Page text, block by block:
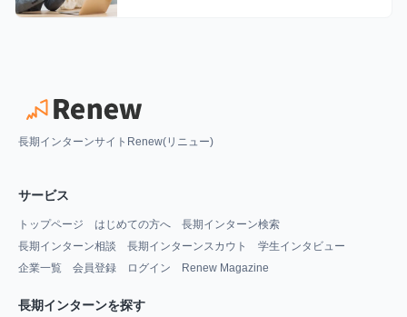
長期インターンサイトRenew(リニュー)
サービス
トップページ はじめての方へ
長期インターン検索
長期インターン相談
長期インターンスカウト
学生インタビュー
企業一覧
会員登録 ログイン Renew Magazine
長期インターンを探す